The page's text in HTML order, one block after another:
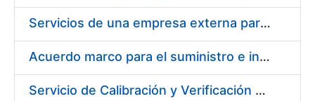
Servicios de una empresa externa para el asesoramiento y resolución de los recursos de alzada que se presentan relacionados con procesos de selección para la FNMT-RCM
Acuerdo marco para el suministro e instalación de persianas, estores y otros complementos
Servicio de Calibración y Verificación Externa de los Equipos de Medición del Servicio de Prevención de la FNMT-RCM